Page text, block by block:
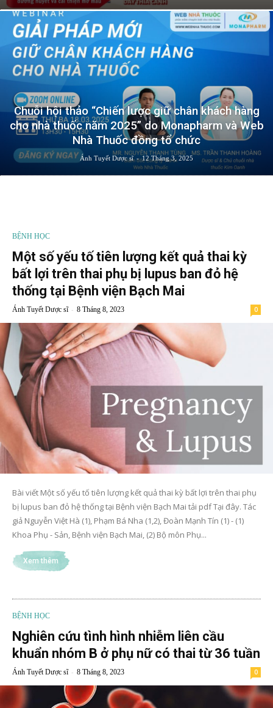
Chuỗi hội thảo “Chiến lược giữ chân khách hàng
cho nhà thuốc năm 2025” do Monapharm và Web
Nhà Thuốc đồng tổ chức
Ánh Tuyết Dược sĩ - 12 Tháng 3, 2025
BỆNH HỌC
Một số yếu tố tiên lượng kết quả thai kỳ
bất lợi trên thai phụ bị lupus ban đỏ hệ
thống tại Bệnh viện Bạch Mai
Ánh Tuyết Dược sĩ - 8 Tháng 8, 2023 0
Bài viết Một số yếu tố tiên lượng kết quả thai kỳ bất lợi trên thai phụ
bị lupus ban đỏ hệ thống tại Bệnh viện Bạch Mai tải pdf Tại đây. Tác
giả Nguyễn Việt Hà (1), Phạm Bá Nha (1,2), Đoàn Mạnh Tín (1) - (1)
Khoa Phụ - Sản, Bệnh viện Bạch Mai, (2) Bộ môn Phụ...
Xem thêm
BỆNH HỌC
Nghiên cứu tình hình nhiễm liên cầu
khuẩn nhóm B ở phụ nữ có thai từ 36 tuần
Ánh Tuyết Dược sĩ - 8 Tháng 8, 2023 0